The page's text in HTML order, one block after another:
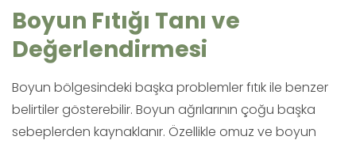
Boyun Fıtığı Tanı ve
Değerlendirmesi
Boyun bölgesindeki başka problemler fıtık ile benzer
belirtiler gösterebilir. Boyun ağrılarının çoğu başka
sebeplerden kaynaklanır. Özellikle omuz ve boyun